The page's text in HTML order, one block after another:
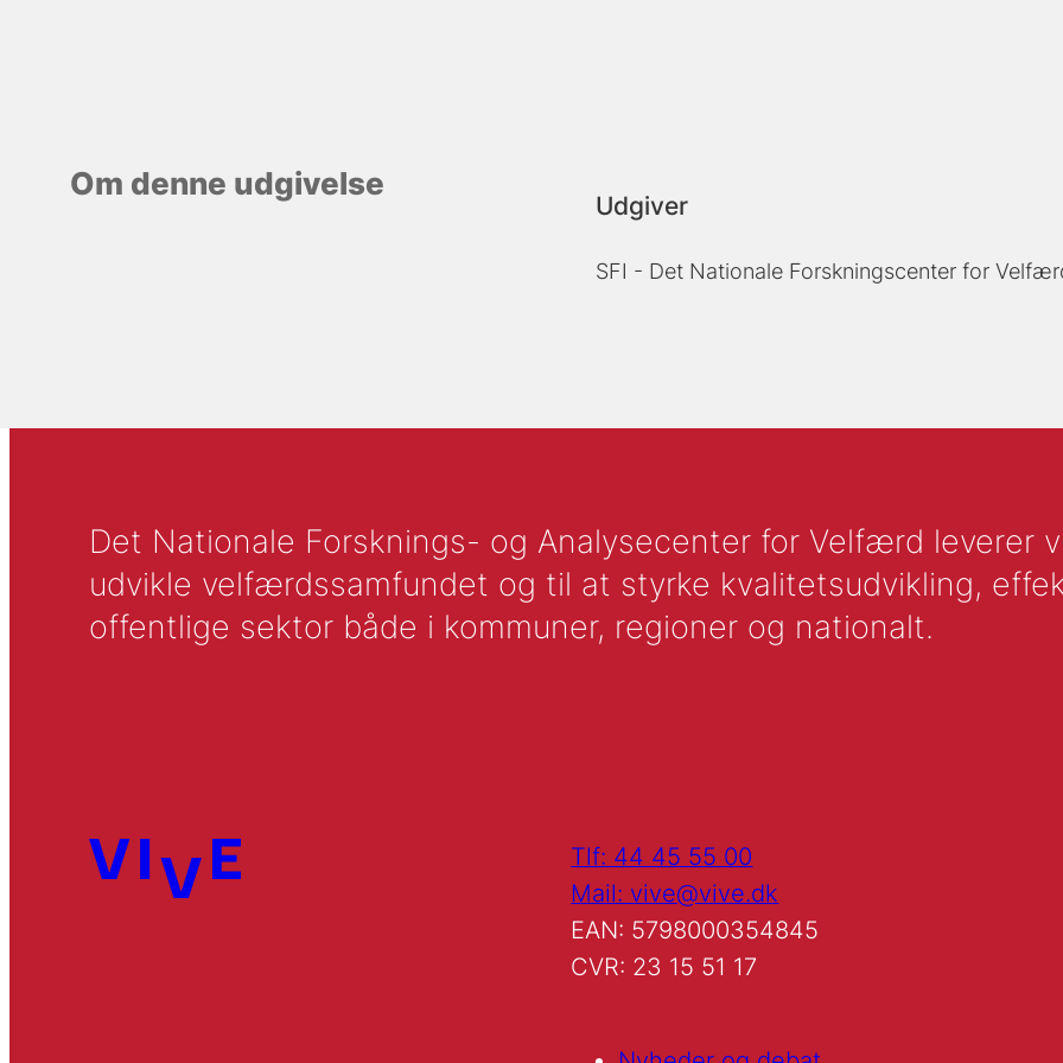
Om denne udgivelse
Udgiver
SFI - Det Nationale Forskningscenter for
Det Nationale Forsknings- og Analysecenter for Velfærd leverer
udvikle velfærdssamfundet og til at styrke kvalitetsudvikling,
offentlige sektor både i kommuner, regioner og nationalt.
Tlf: 44 45 55 00
Mail: vive@vive.dk
EAN: 5798000354845
CVR: 23 15 51 17